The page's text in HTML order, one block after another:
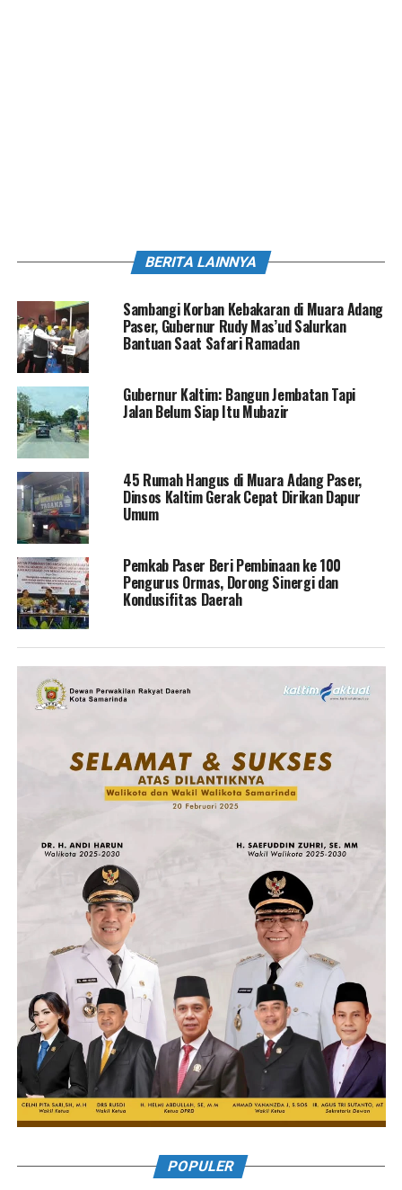
BERITA LAINNYA
Sambangi Korban Kebakaran di Muara Adang
Paser, Gubernur Rudy Mas’ud Salurkan
Bantuan Saat Safari Ramadan
Gubernur Kaltim: Bangun Jembatan Tapi
Jalan Belum Siap Itu Mubazir
45 Rumah Hangus di Muara Adang Paser,
Dinsos Kaltim Gerak Cepat Dirikan Dapur
Umum
Pemkab Paser Beri Pembinaan ke 100
Pengurus Ormas, Dorong Sinergi dan
Kondusifitas Daerah
POPULER